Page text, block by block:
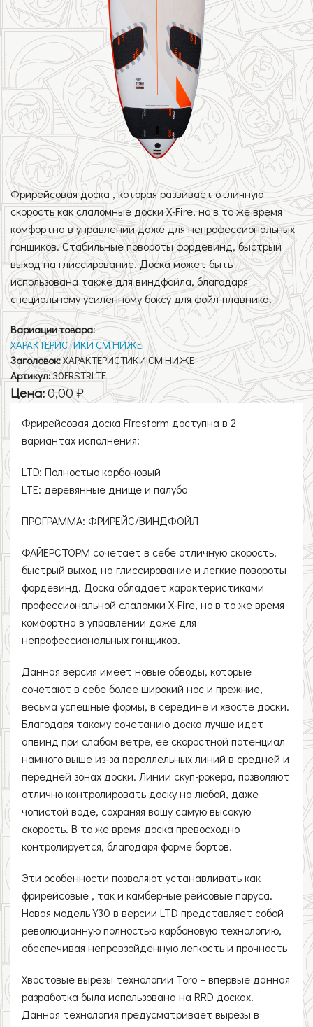
Фрирейсовая доска , которая развивает отличную
скорость как слаломные доски X-Fire, но в то же время
комфортна в управлении даже для непрофессиональных
гонщиков. Стабильные повороты фордевинд, быстрый
выход на глиссирование. Доска может быть
использована также для виндфойла, благодаря
специальному усиленному боксу для фойл-плавника.
Вариации товара:
ХАРАКТЕРИСТИКИ СМ НИЖЕ
Заголовок:ХАРАКТЕРИСТИКИ СМ НИЖЕ
Артикул:30FRSTRLTE
Цена:0,00 ₽
Фрирейсовая доска Firestorm доступна в 2
вариантах исполнения:
LTD: Полностью карбоновый
LTE: деревянные днище и палуба
ПРОГРАММА: ФРИРЕЙС/ВИНДФОЙЛ
ФАЙЕРСТОРМ сочетает в себе отличную скорость,
быстрый выход на глиссирование и легкие повороты
фордевинд. Доска обладает характеристиками
профессиональной слаломки X-Fire, но в то же время
комфортна в управлении даже для
непрофессиональных гонщиков.
Данная версия имеет новые обводы, которые
сочетают в себе более широкий нос и прежние,
весьма успешные формы, в середине и хвосте доски.
Благодаря такому сочетанию доска лучше идет
апвинд при слабом ветре, ее скоростной потенциал
намного выше из-за параллельных линий в средней и
передней зонах доски. Линии скуп-рокера, позволяют
отлично контролировать доску на любой, даже
чопистой воде, сохраняя вашу самую высокую
скорость. В то же время доска превосходно
контролируется, благодаря форме бортов.
Эти особенности позволяют устанавливать как
фрирейсовые , так и камберные рейсовые паруса.
Новая модель Y30 в версии LTD представляет собой
революционную полностью карбоновую технологию,
обеспечивая непревзойденную легкость и прочность
Хвостовые вырезы технологии Toro – впервые данная
разработка была использована на RRD досках.
Данная технология предусматривает вырезы в